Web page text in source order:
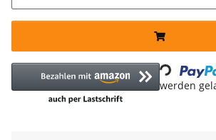
Loading...
werden